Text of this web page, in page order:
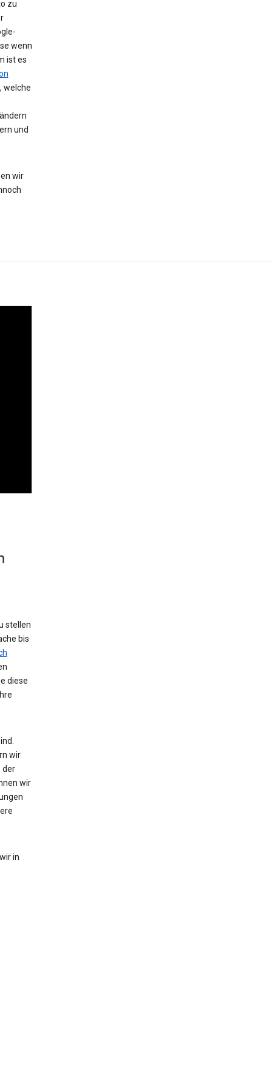
zu
wenn
ist es
welche
und
wir
stellen
bis
diese
wir
der
wir
in